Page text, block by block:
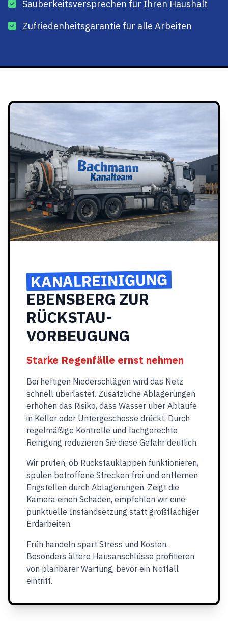
Sauberkeitsversprechen für Ihren Haushalt
Zufriedenheitsgarantie für alle Arbeiten
KANALREINIGUNG
EBENSBERG ZUR
RÜCKSTAU-
VORBEUGUNG
Starke Regenfälle ernst nehmen
Bei heftigen Niederschlägen wird das Netz
schnell überlastet. Zusätzliche Ablagerungen
erhöhen das Risiko, dass Wasser über Abläufe
in Keller oder Untergeschosse drückt. Durch
regelmäßige Kontrolle und fachgerechte
Reinigung reduzieren Sie diese Gefahr deutlich.
Wir prüfen, ob Rückstauklappen funktionieren,
spülen betroffene Strecken frei und entfernen
Engstellen durch Ablagerungen. Zeigt die
Kamera einen Schaden, empfehlen wir eine
punktuelle Instandsetzung statt großflächiger
Erdarbeiten.
Früh handeln spart Stress und Kosten.
Besonders ältere Hausanschlüsse profitieren
von planbarer Wartung, bevor ein Notfall
eintritt.